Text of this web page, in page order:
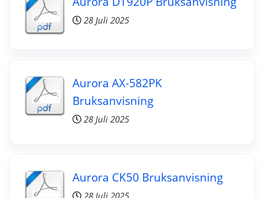
28 Juli 2025
Aurora AX-582PK
Bruksanvisning
28 Juli 2025
Aurora CK50 Bruksanvisning